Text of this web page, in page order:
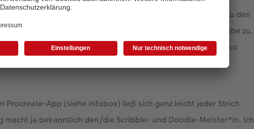
und -Doodles drucken zu lassen. Die passenden Bilder zu den
umfangreichen Fotoarchiv schnell gefunden. Okay, ich gebe zu,
Strich mit dem Touchpen auf der glatten Tablet-Oberfläche so
anders als mit einem Stift auf Papier.
Procreate-App (siehe Infobox) ließ sich ganz leicht jeder Strich
macht ja bekanntlich den/die Scribble- und Doodle-Meister*in. Ich